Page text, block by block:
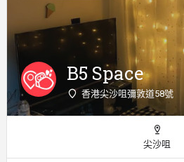
B5 Space
香港尖沙咀彌敦道58號
尖沙咀